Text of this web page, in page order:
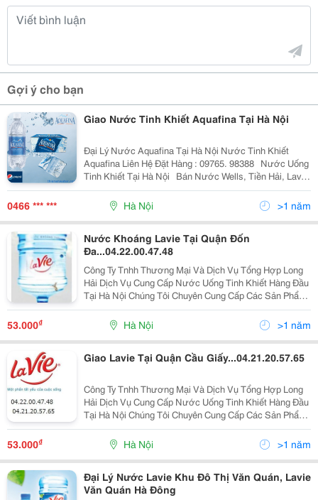
Gợi ý cho bạn
Giao Nước Tinh Khiết Aquafina Tại Hà Nội
Đại Lý Nước Aquafina Tại Hà Nội Nước Tinh Khiết
Aquafina Liên Hệ Đặt Hàng : 09765. 98388 ​ ​ Nước Uống
Tinh Khiết Tại Hà Nội ​ ​ Bán Nước Wells, Tiền Hải, Lavie,
Aquafina, Laska,Miru Tại Cầu Giấy
0466 *** *** Hà Nội >1 năm
Nước Khoáng Lavie Tại Quận Đốn
Đa...04.22.00.47.48
Công Ty Tnhh Thương Mại Và Dịch Vụ Tổng Hợp Long
Hải Dịch Vụ Cung Cấp Nước Uống Tinh Khiết Hàng Đầu
Tại Hà Nội Chúng Tôi Chuyên Cung Cấp Các Sản Phẩm
Về Nước Khoáng , Nước Uống Tinh Khiết Đạt Tiêu
Chuẩn Hàng Việt Nam Chất Lượng Cao ( Iso 9001-2
53.000₫ Hà Nội >1 năm
Giao Lavie Tại Quận Cầu Giấy...04.21.20.57.65
Công Ty Tnhh Thương Mại Và Dịch Vụ Tổng Hợp Long
Hải Dịch Vụ Cung Cấp Nước Uống Tinh Khiết Hàng Đầu
Tại Hà Nội Chúng Tôi Chuyên Cung Cấp Các Sản Phẩm
Về Nước Khoáng , Nước Uống Tinh Khiết Đạt Tiêu
Chuẩn Hàng Việt Nam Chất Lượng Cao ( Iso 9001-2
53.000₫ Hà Nội >1 năm
Đại Lý Nước Lavie Khu Đô Thị Văn Quán, Lavie
Văn Quán Hà Đông